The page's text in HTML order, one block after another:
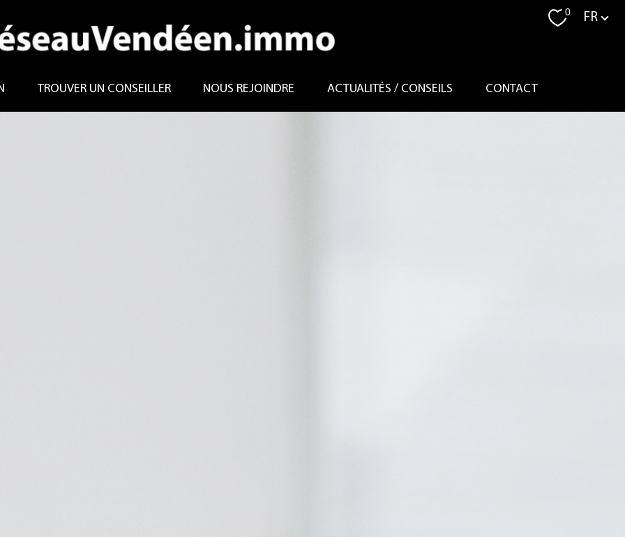
0 Langue
FR
TROUVER UN CONSEILLER NOUS REJOINDRE ACTUALITÉS / CONSEILS CONTACT